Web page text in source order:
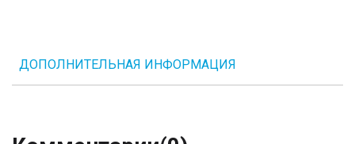
ДОПОЛНИТЕЛЬНАЯ ИНФОРМАЦИЯ